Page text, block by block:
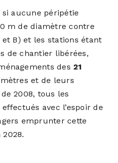
aucune péripétie
m de diamètre contre
B) et les stations étant
de chantier libérées,
des 21
et de leurs
2008, tous les
avec l’espoir de
emprunter cette